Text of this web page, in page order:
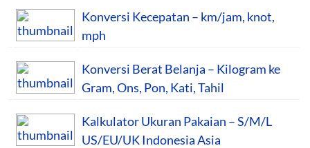
Konversi Kecepatan – km/jam, knot,
mph
Konversi Berat Belanja – Kilogram ke
Gram, Ons, Pon, Kati, Tahil
Kalkulator Ukuran Pakaian – S/M/L
US/EU/UK Indonesia Asia